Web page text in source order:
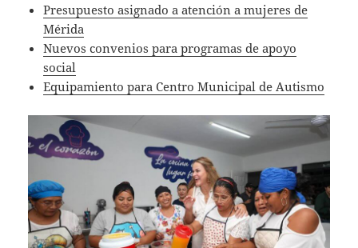
Presupuesto asignado a atención a mujeres de
Mérida
Nuevos convenios para programas de apoyo
social
Equipamiento para Centro Municipal de Autismo